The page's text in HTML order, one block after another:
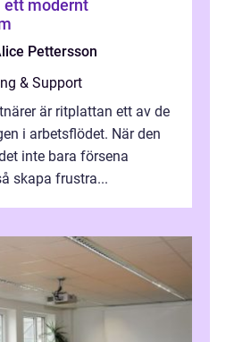
ett modernt
Pettersson
& Support
är ritplattan ett av de
i arbetsflödet. När den
inte bara försena
skapa frustra...